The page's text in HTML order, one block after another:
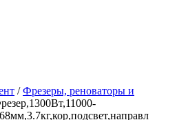
/Фрезеры, реноваторы и